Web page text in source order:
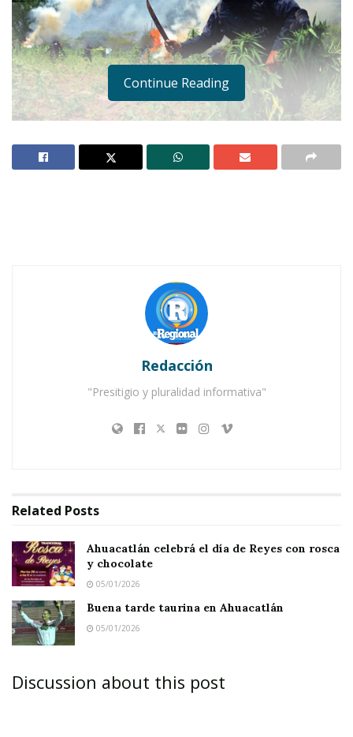
Ahuacatlán celebrá el día de Reyes con rosca y
Continue Reading
Redacción
"Presitigio y pluralidad informativa"
Related Posts
Ahuacatlán celebrá el día de Reyes con rosca
y chocolate
05/01/2026
Buena tarde taurina en Ahuacatlán
05/01/2026
Discussion about this post